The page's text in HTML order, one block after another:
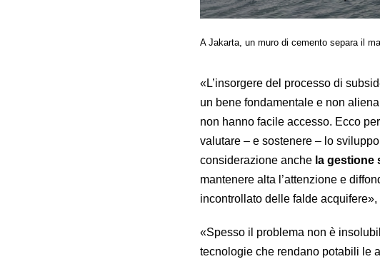
A Jakarta, un muro di cemento separa il
«L’insorgere del processo di
un bene fondamentale e non
non hanno facile accesso. Ecco
valutare – e sostenere – lo
considerazione anche la gestione
mantenere alta l’attenzione e
incontrollato delle falde acquifere»,
«Spesso il problema non è
tecnologie che rendano potabili le